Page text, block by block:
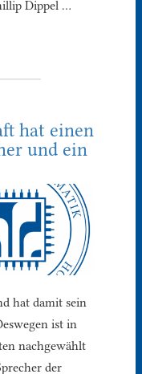
Dippel …
hat einen
und ein
hat damit sein
ist in
nachgewählt
der